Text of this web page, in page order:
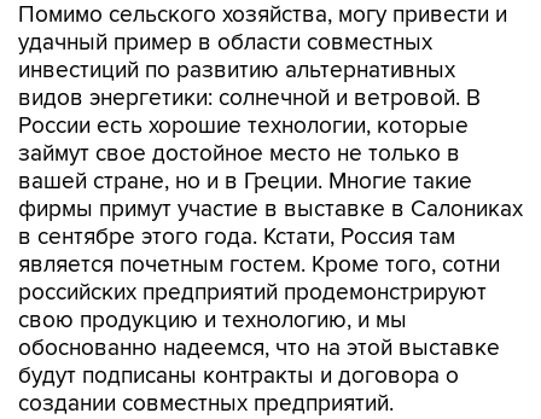
Помимо сельского хозяйства, могу привести и
удачный пример в области совместных
инвестиций по развитию альтернативных
видов энергетики: солнечной и ветровой. В
России есть хорошие технологии, которые
займут свое достойное место не только в
вашей стране, но и в Греции. Многие такие
фирмы примут участие в выставке в Салониках
в сентябре этого года. Кстати, Россия там
является почетным гостем. Кроме того, сотни
российских предприятий продемонстрируют
свою продукцию и технологию, и мы
обоснованно надеемся, что на этой выставке
будут подписаны контракты и договора о
создании совместных предприятий.